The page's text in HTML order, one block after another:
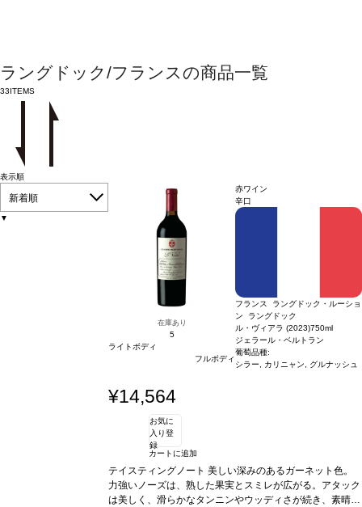
ラングドック/フランスの商品一覧
33ITEMS
表示順
新着順
▼
在庫あり
5
ライトボディ
フルボディ
赤ワイン
辛口
フランス ラングドック・ルーショ
ン ラングドック
ル・ヴィアラ (2023)750ml
ジェラール・ベルトラン
葡萄品種:
シラー, カリニャン, グルナッシュ
¥14,564
お気に
入り登
録
カートに追加
テイスティングノート美しい深みのあるガーネット色。
力強いノーズは、熟した果実とスミレが広がる。アタック
は美しく、滑らかなタンニンやウッディさが続き、素晴ら